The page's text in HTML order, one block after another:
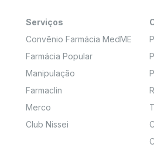
Serviços
Convênio Farmácia MedME
Farmácia Popular
Manipulação
Farmaclin
Merco
Club Nissei